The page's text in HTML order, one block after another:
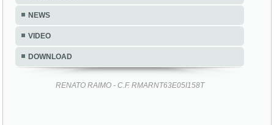
NEWS
VIDEO
DOWNLOAD
RENATO RAIMO - C.F. RMARNT63E05I158T